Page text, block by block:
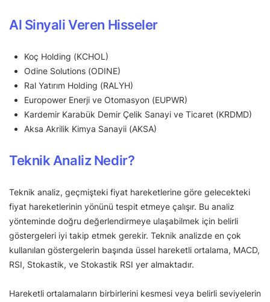
Al Sinyali Veren Hisseler
Koç Holding (KCHOL)
Odine Solutions (ODINE)
Ral Yatırım Holding (RALYH)
Europower Enerji ve Otomasyon (EUPWR)
Kardemir Karabük Demir Çelik Sanayi ve Ticaret (KRDMD)
Aksa Akrilik Kimya Sanayii (AKSA)
Teknik Analiz Nedir?
Teknik analiz, geçmişteki fiyat hareketlerine göre gelecekteki
fiyat hareketlerinin yönünü tespit etmeye çalışır. Bu analiz
yönteminde doğru değerlendirmeye ulaşabilmek için belirli
göstergeleri iyi takip etmek gerekir. Teknik analizde en çok
kullanılan göstergelerin başında üssel hareketli ortalama, MACD,
RSI, Stokastik, ve Stokastik RSI yer almaktadır.
Hareketli ortalamaların birbirlerini kesmesi veya belirli seviyelerin